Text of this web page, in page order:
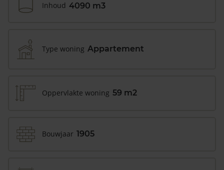
Inhoud 4090 m3
Type woning Appartement
Oppervlakte woning 59 m2
Bouwjaar 1905